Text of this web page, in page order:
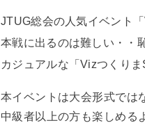
JTUG総会の人気イベント
本戦に出るのは難しい・・
カジュアルな「Vizつくり
本イベントは大会形式では
中級者以上の方も楽しめる